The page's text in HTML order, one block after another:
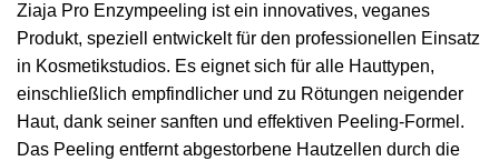
Ziaja Pro Enzympeeling ist ein innovatives, veganes
Produkt, speziell entwickelt für den professionellen Einsatz
in Kosmetikstudios. Es eignet sich für alle Hauttypen,
einschließlich empfindlicher und zu Rötungen neigender
Haut, dank seiner sanften und effektiven Peeling-Formel.
Das Peeling entfernt abgestorbene Hautzellen durch die